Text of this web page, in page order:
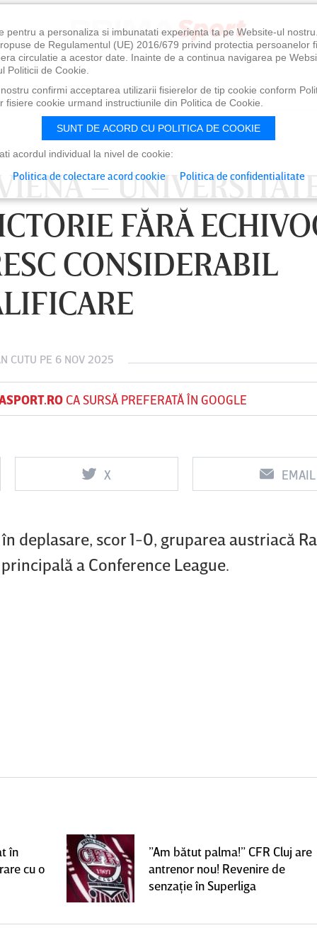
–
FĂRĂ
CONSIDERABIL
CUTU PE 6 NOV 2025
CA SURSĂ PREFERATĂ ÎN GOOGLE
X EMAIL
deplasare, scor 1-0, gruparea austriacă
a Conference League.
în
cu o
”Am bătut palma!” CFR Cluj are
antrenor nou! Revenire de
senzaţie în Superliga
Vs
FCSB
VINERI 07 AUG, 21:00
UTA Arad
0
Vs
Rapid
0
pentru a personaliza si imbunatati experienta ta pe Website-ul
de Regulamentul (UE) 2016/679 privind protectia persoanelor
circulatie a acestor date. Inainte de a continua navigarea pe
Politicii de Cookie.
confirmi acceptarea utilizarii fisierelor de tip cookie conform
cookie urmand instructiunile din Politica de Cookie.
SUNT DE ACORD CU POLITICA DE COOKIE
acordul individual la nivel de cookie:
Politica de colectare acord cookie Politica de confidentialitate